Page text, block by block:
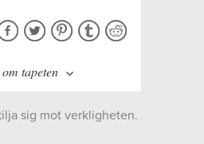
tapeten
sig mot verkligheten.